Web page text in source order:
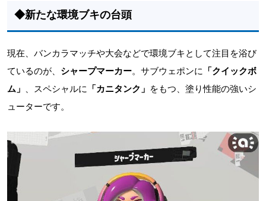
◆新たな環境ブキの台頭
現在、バンカラマッチや大会などで環境ブキとして注目を浴び
ているのが、 シャープマーカー。サブウェポンに
「クイックボ
ム」
、スペシャルに 「カニタンク」 をもつ、塗り性能の強いシ
ューターです。